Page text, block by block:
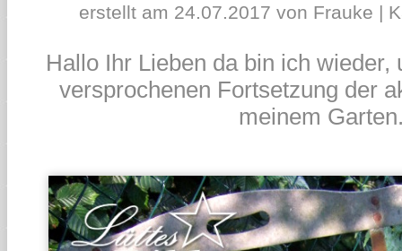
erstellt am 24.07.2017 von Frauke |
Hallo Ihr Lieben da bin ich wieder,
versprochenen Fortsetzung der
meinem